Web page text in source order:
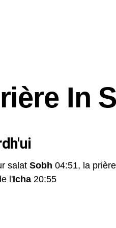
In
salat Sobh 04:51, la
l'Icha 20:55